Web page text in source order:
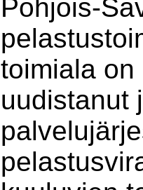
Pohjois-
toimiala
uudistanut